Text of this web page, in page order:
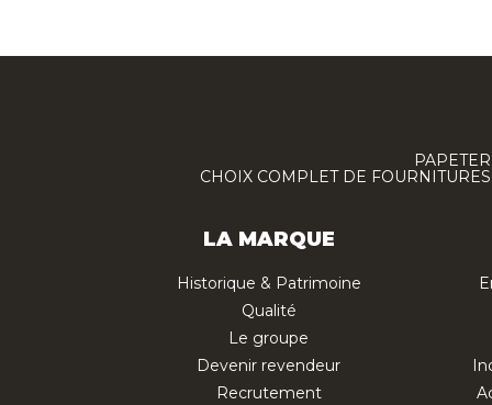
CHOIX COMPLET DE
LA MARQUE
Historique & Patrimoine
Qualité
Le groupe
Devenir revendeur
Recrutement